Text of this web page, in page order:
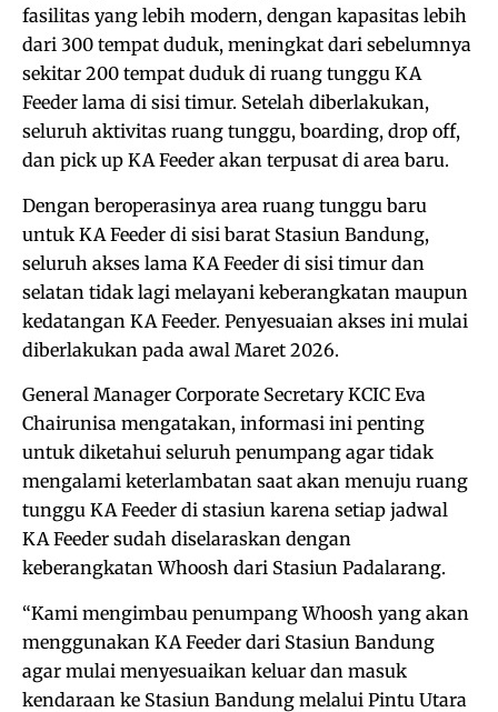
fasilitas yang lebih modern, dengan kapasitas lebih
dari 300 tempat duduk, meningkat dari sebelumnya
sekitar 200 tempat duduk di ruang tunggu KA
Feeder lama di sisi timur. Setelah diberlakukan,
seluruh aktivitas ruang tunggu, boarding, drop off,
dan pick up KA Feeder akan terpusat di area baru.
Dengan beroperasinya area ruang tunggu baru
untuk KA Feeder di sisi barat Stasiun Bandung,
seluruh akses lama KA Feeder di sisi timur dan
selatan tidak lagi melayani keberangkatan maupun
kedatangan KA Feeder. Penyesuaian akses ini mulai
diberlakukan pada awal Maret 2026.
General Manager Corporate Secretary KCIC Eva
Chairunisa mengatakan, informasi ini penting
untuk diketahui seluruh penumpang agar tidak
mengalami keterlambatan saat akan menuju ruang
tunggu KA Feeder di stasiun karena setiap jadwal
KA Feeder sudah diselaraskan dengan
keberangkatan Whoosh dari Stasiun Padalarang.
“Kami mengimbau penumpang Whoosh yang akan
menggunakan KA Feeder dari Stasiun Bandung
agar mulai menyesuaikan keluar dan masuk
kendaraan ke Stasiun Bandung melalui Pintu Utara